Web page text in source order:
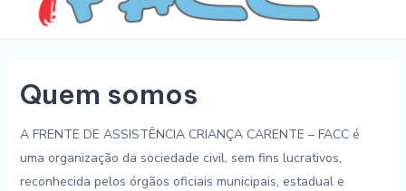
Quem somos
A FRENTE DE ASSISTÊNCIA CRIANÇA CARENTE – FACC é
uma organização da sociedade civil, sem fins lucrativos,
reconhecida pelos órgãos oficiais municipais, estadual e